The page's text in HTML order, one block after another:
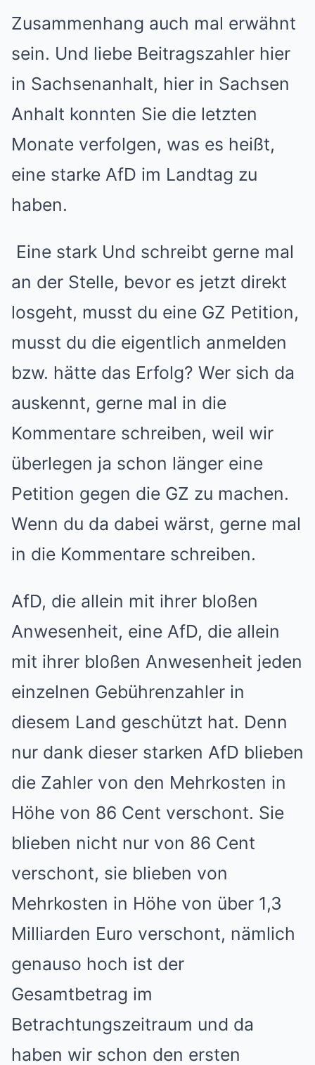
Zusammenhang auch mal erwähnt
sein. Und liebe Beitragszahler hier
in Sachsenanhalt, hier in Sachsen
Anhalt konnten Sie die letzten
Monate verfolgen, was es heißt,
eine starke AfD im Landtag zu
haben.
Eine stark Und schreibt gerne mal
an der Stelle, bevor es jetzt direkt
losgeht, musst du eine GZ Petition,
musst du die eigentlich anmelden
bzw. hätte das Erfolg? Wer sich da
auskennt, gerne mal in die
Kommentare schreiben, weil wir
überlegen ja schon länger eine
Petition gegen die GZ zu machen.
Wenn du da dabei wärst, gerne mal
in die Kommentare schreiben.
AfD, die allein mit ihrer bloßen
Anwesenheit, eine AfD, die allein
mit ihrer bloßen Anwesenheit jeden
einzelnen Gebührenzahler in
diesem Land geschützt hat. Denn
nur dank dieser starken AfD blieben
die Zahler von den Mehrkosten in
Höhe von 86 Cent verschont. Sie
blieben nicht nur von 86 Cent
verschont, sie blieben von
Mehrkosten in Höhe von über 1,3
Milliarden Euro verschont, nämlich
genauso hoch ist der
Gesamtbetrag im
Betrachtungszeitraum und da
haben wir schon den ersten